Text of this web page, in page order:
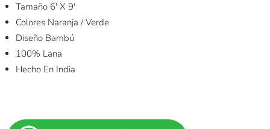
Tamaño 6′ X 9′
Colores Naranja / Verde
Diseño Bambú
100% Lana
Hecho En India